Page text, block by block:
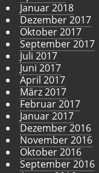
Januar 2018
Dezember 2017
Oktober 2017
September 2017
Juli 2017
Juni 2017
April 2017
März 2017
Februar 2017
Januar 2017
Dezember 2016
November 2016
Oktober 2016
September 2016